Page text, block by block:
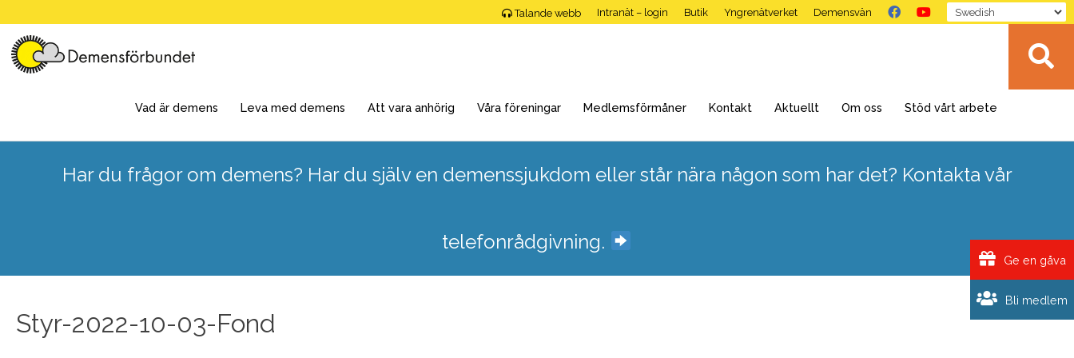
to
content
Talande webb Intranät – login Butik Yngrenätverket Demensvän
Vad är demens Leva med demens Att vara anhörig Våra föreningar Medlemsförmåner Kontakt Aktuellt Om oss Stöd vårt arbete
Har du frågor om demens? Har du själv en demenssjukdom eller står nära någon som har det? Kontakta vår
telefonrådgivning.
Styr-2022-10-03-Fond
Bli medlem
Ge en gåva